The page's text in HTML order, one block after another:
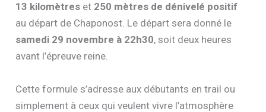
13 kilomètres et 250 mètres de dénivelé positif
au départ de Chaponost. Le départ sera donné le
samedi 29 novembre à 22h30, soit deux heures
avant l’épreuve reine.
Cette formule s’adresse aux débutants en trail ou
simplement à ceux qui veulent vivre l’atmosphère